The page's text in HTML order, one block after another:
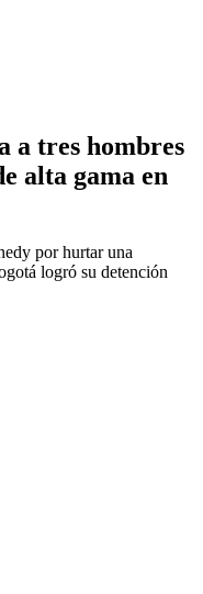
a tres hombres
alta gama en
por hurtar una
logró su detención